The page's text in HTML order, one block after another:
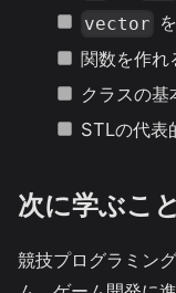
vector
関数を作れ
クラスの基
STLの代表
次に学ぶこと
競技プログラミン